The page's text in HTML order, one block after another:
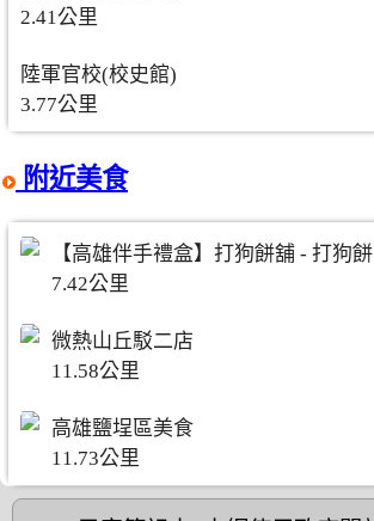
2.41公里
陸軍官校(校史館)
3.77公里
附近美食
【高雄伴手禮盒】打狗餅舖 - 打狗餅
7.42公里
微熱山丘駁二店
11.58公里
高雄鹽埕區美食
11.73公里